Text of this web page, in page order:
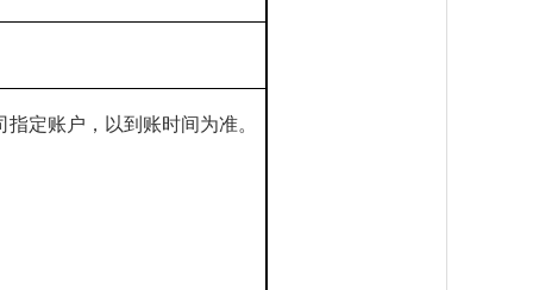
定账户，以到账时间为准。